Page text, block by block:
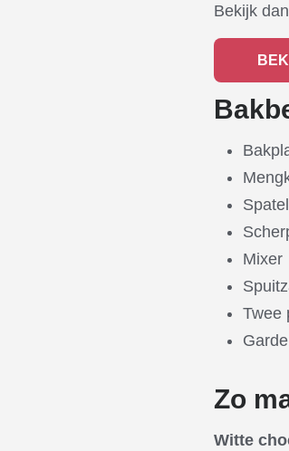
Bekijk
Spatel
Mixer
Twee
Garde
Zo
Witte